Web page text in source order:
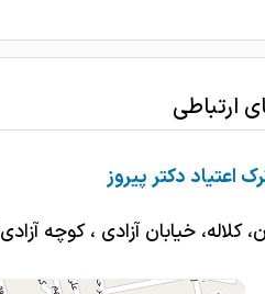
ارتباطی
اعتیاد دکتر پیروز
کلاله، خیابان آزادی ، کوچه آزادی16